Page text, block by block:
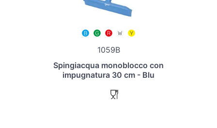
1059B
Spingiacqua monoblocco con
impugnatura 30 cm - Blu